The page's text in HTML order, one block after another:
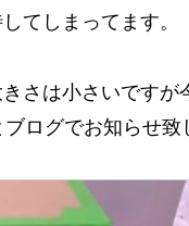
てしまってます。
さは小さいですが
ログでお知らせ致